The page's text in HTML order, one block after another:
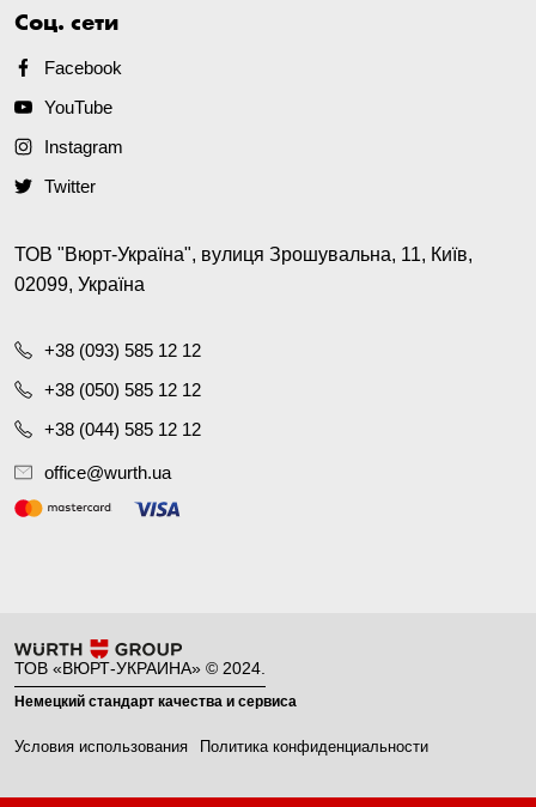
Соц. сети
Facebook
YouTube
Instagram
Twitter
ТОВ "Вюрт-Україна", вулиця Зрошувальна, 11, Київ,
02099, Україна
+38 (093) 585 12 12
+38 (050) 585 12 12
+38 (044) 585 12 12
office@wurth.ua
ТОВ «ВЮРТ-УКРАИНА» © 2024.
Немецкий стандарт качества и сервиса
Условия использования Политика конфиденциальности